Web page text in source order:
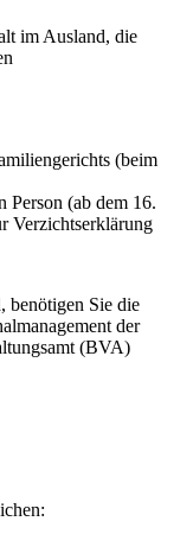
im Ausland, die
(beim
Person (ab dem 16.
Verzichtserklärung
benötigen Sie die
der
(BVA)